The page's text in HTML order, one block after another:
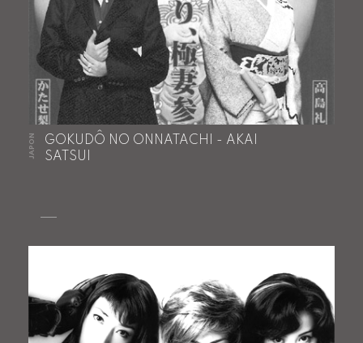
JAPON
GOKUDÔ NO ONNATACHI - AKAI
SATSUI